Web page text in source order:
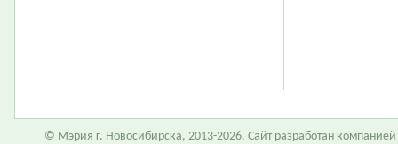
© Мэрия г. Новосибирска, 2013-2026. Сайт разработан компанией